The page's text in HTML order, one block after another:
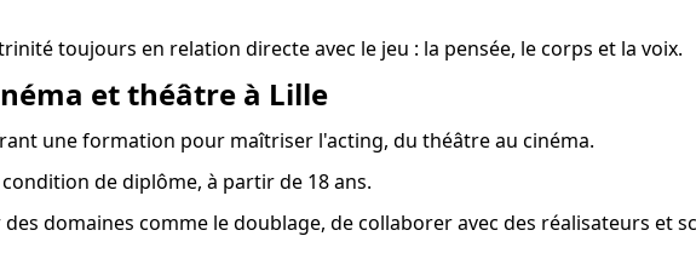
toujours en relation directe avec le jeu : la pensée, le corps et la voix.
et théâtre à Lille
une formation pour maîtriser l'acting, du théâtre au cinéma.
de diplôme, à partir de 18 ans.
domaines comme le doublage, de collaborer avec des réalisateurs et